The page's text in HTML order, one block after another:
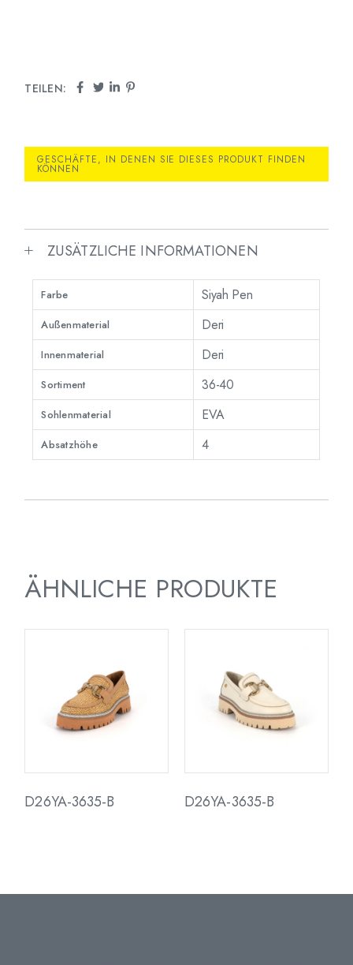
TEILEN:
GESCHÄFTE, IN DENEN SIE DIESES PRODUKT FINDEN
KÖNNEN
ZUSÄTZLICHE INFORMATIONEN
Farbe Siyah Pen
Außenmaterial Deri
Innenmaterial Deri
Sortiment 36-40
Sohlenmaterial EVA
Absatzhöhe 4
ÄHNLICHE PRODUKTE
D26YA-3635-B D26YA-3635-B